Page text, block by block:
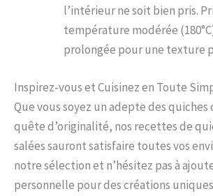
l’intérieur ne soit bien pris.
température modérée
prolongée pour une texture
Inspirez-vous et Cuisinez en Toute
Que vous soyez un adepte des quiches
quête d’originalité, nos recettes de
salées sauront satisfaire toutes vos
notre sélection et n’hésitez pas à
personnelle pour des créations